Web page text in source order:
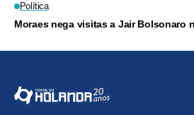
Política
Moraes nega visitas a Jair Bolsonaro